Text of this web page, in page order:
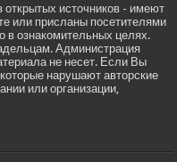
источников - имеют
или присланы посетителями
в ознакомительных целях.
Администрация
не несет. Если Вы
нарушают авторские
или организации,